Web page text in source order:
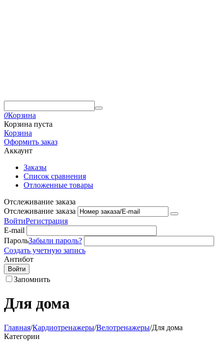
0Корзина
Корзина пуста
Корзина
Оформить заказ
Аккаунт
Заказы
Список сравнения
Отложенные товары
Отслеживание заказа
Отслеживание заказа
ВойтиРегистрация
E-mail
ПарольЗабыли пароль?
Создать учетную запись
Антибот
Войти
Запомнить
Для дома
Главная/Кардиотренажеры/Велотренажеры/Для дома
Категории